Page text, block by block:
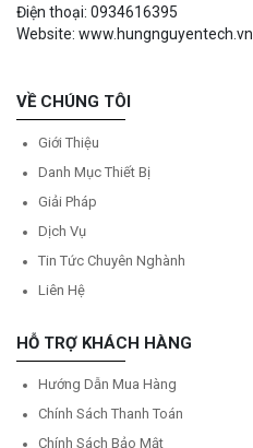
Điện thoại: 0934616395
Website: www.hungnguyentech.vn
VỀ CHÚNG TÔI
Giới Thiệu
Danh Mục Thiết Bị
Giải Pháp
Dịch Vụ
Tin Tức Chuyên Nghành
Liên Hệ
HỖ TRỢ KHÁCH HÀNG
Hướng Dẫn Mua Hàng
Chính Sách Thanh Toán
Chính Sách Bảo Mật